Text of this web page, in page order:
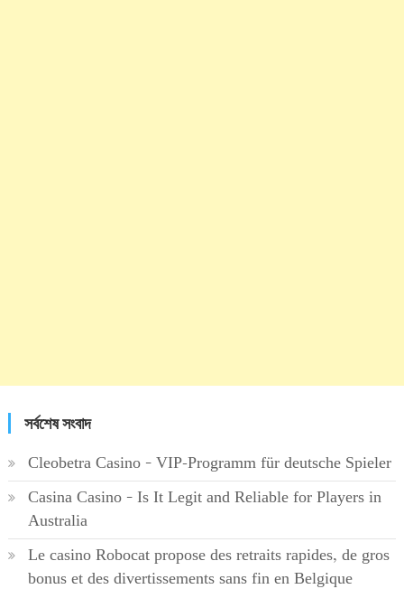
সর্বশেষ সংবাদ
Cleobetra Casino – VIP-Programm für deutsche Spieler
Casina Casino – Is It Legit and Reliable for Players in
Australia
Le casino Robocat propose des retraits rapides, de gros
bonus et des divertissements sans fin en Belgique